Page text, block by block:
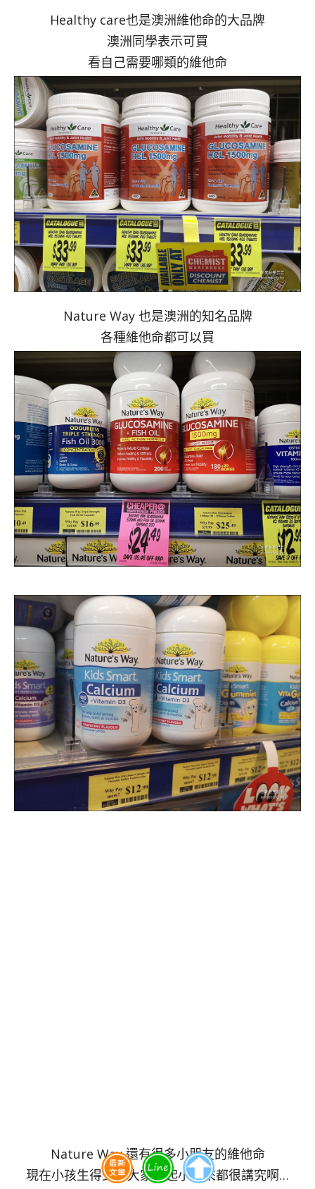
Healthy care也是澳洲維他命的大品牌
澳洲同學表示可買
看自己需要哪類的維他命
Nature Way 也是澳洲的知名品牌
各種維他命都可以買
Nature Way 還有很多小朋友的維他命
現在小孩生得少，大家養起小孩來都很講究啊…